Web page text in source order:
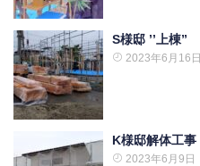
S様邸 ’’上棟”
2023年6月16日
K様邸解体工事
2023年6月9日